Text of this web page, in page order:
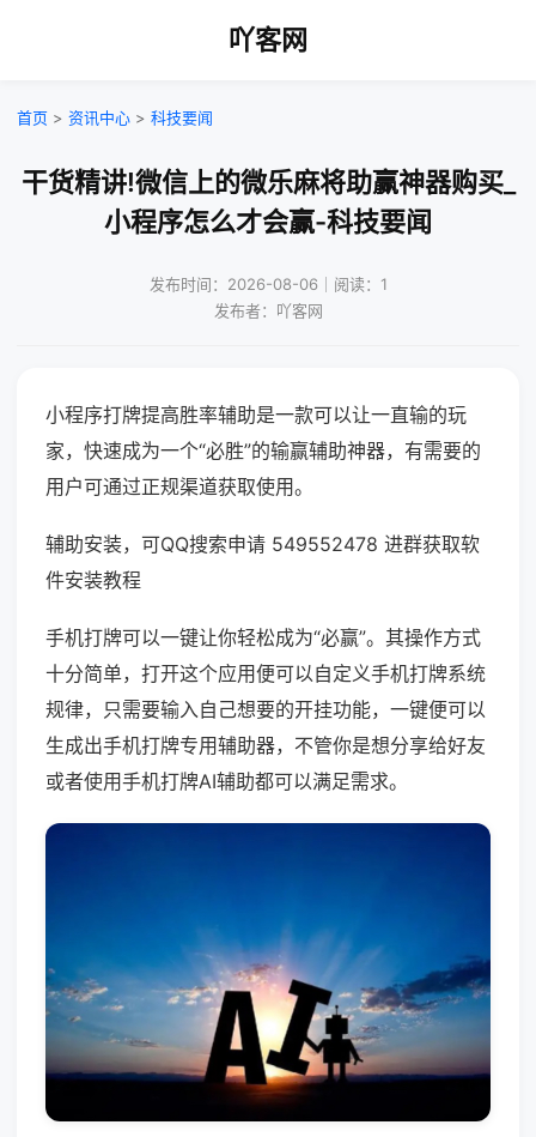
吖客网
首页 > 资讯中心 > 科技要闻
干货精讲!微信上的微乐麻将助赢神器购买_
小程序怎么才会赢-科技要闻
发布时间：2026-08-06｜阅读：1
发布者：吖客网
小程序打牌提高胜率辅助是一款可以让一直输的玩
家，快速成为一个“必胜”的输赢辅助神器，有需要的
用户可通过正规渠道获取使用。
辅助安装，可QQ搜索申请 549552478 进群获取软
件安装教程
手机打牌可以一键让你轻松成为“必赢”。其操作方式
十分简单，打开这个应用便可以自定义手机打牌系统
规律，只需要输入自己想要的开挂功能，一键便可以
生成出手机打牌专用辅助器，不管你是想分享给好友
或者使用手机打牌AI辅助都可以满足需求。